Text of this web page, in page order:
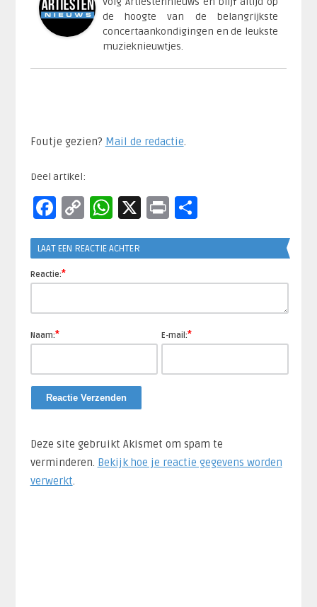
de hoogte van de belangrijkste
concertaankondigingen en de leukste
muzieknieuwtjes.
Foutje gezien? Mail de redactie.​
Deel artikel:
Facebook
CopyWhatsApp
X PrintDelen
LAAT EEN REACTIE ACHTER
Reactie:*
Naam:* E-mail:*
Deze site gebruikt Akismet om spam te
verminderen. Bekijk hoe je reactie gegevens worden
verwerkt.